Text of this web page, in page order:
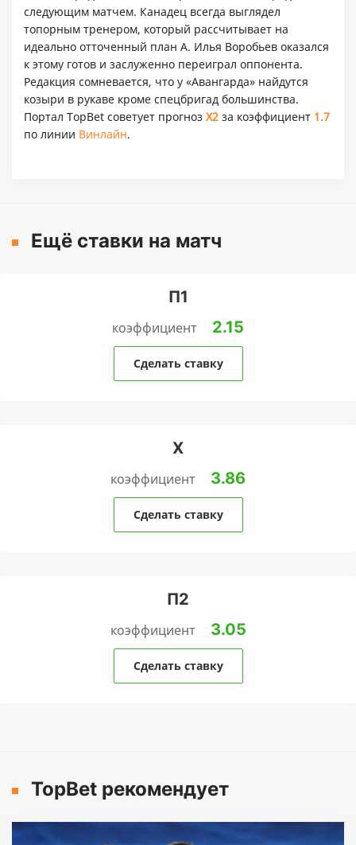
следующим матчем. Канадец всегда выглядел
топорным тренером, который рассчитывает на
идеально отточенный план A. Илья Воробьев оказался
к этому готов и заслуженно переиграл оппонента.
Редакция сомневается, что у «Авангарда» найдутся
козыри в рукаве кроме спецбригад большинства.
Портал TopBet советует прогноз X2 за коэффициент 1.7
по линии Винлайн.
Ещё ставки на матч
П1
коэффициент 2.15
Сделать ставку
Х
коэффициент 3.86
Сделать ставку
П2
коэффициент 3.05
Сделать ставку
TopBet рекомендует